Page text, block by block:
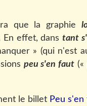
que la graphie
En effet, dans tant
» (qui n'est
peu s'en faut
le billet Peu s'en